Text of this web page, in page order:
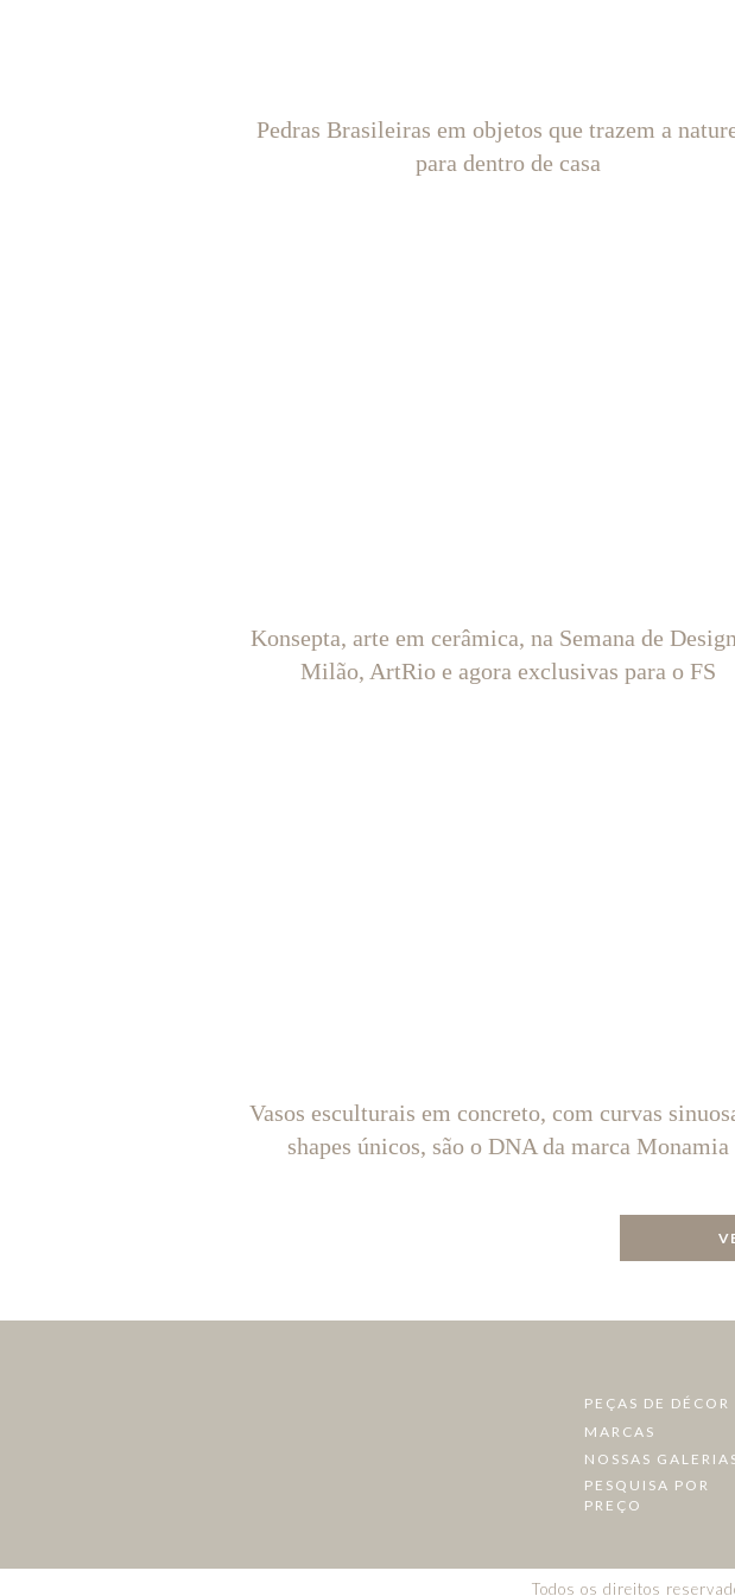
Pedras Brasileiras em objetos que trazem a
para dentro de casa
Konsepta, arte em cerâmica, na Semana de
Milão, ArtRio e agora exclusivas para o FS
Vasos esculturais em concreto, com curvas
shapes únicos, são o DNA da marca Monamia
PEÇAS DE DÉCOR
MARCAS
NOSSAS
PESQUISA POR
PREÇO
Todos os direitos